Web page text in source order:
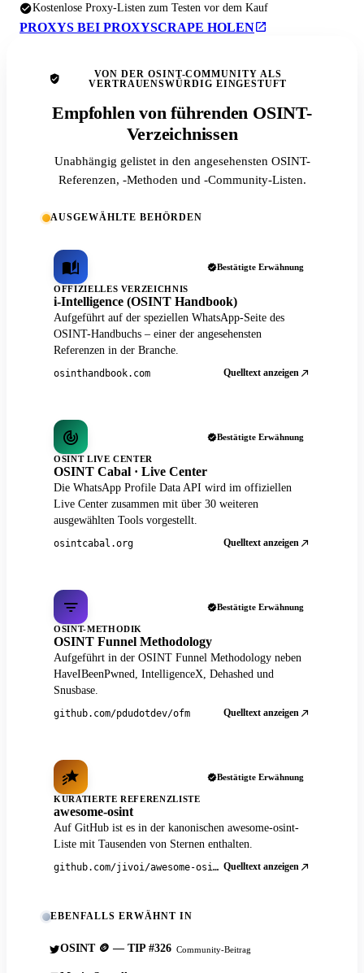
Kostenlose Proxy-Listen zum Testen vor dem Kauf
PROXYS BEI PROXYSCRAPE HOLEN
VON DER OSINT-COMMUNITY ALS
VERTRAUENSWÜRDIG EINGESTUFT
Empfohlen von führenden OSINT-
Verzeichnissen
Unabhängig gelistet in den angesehensten OSINT-
Referenzen, -Methoden und -Community-Listen.
AUSGEWÄHLTE BEHÖRDEN
Bestätigte Erwähnung
OFFIZIELLES VERZEICHNIS
i-Intelligence (OSINT Handbook)
Aufgeführt auf der speziellen WhatsApp-Seite des
OSINT-Handbuchs – einer der angesehensten
Referenzen in der Branche.
osinthandbook.com Quelltext anzeigen
Bestätigte Erwähnung
OSINT LIVE CENTER
OSINT Cabal · Live Center
Die WhatsApp Profile Data API wird im offiziellen
Live Center zusammen mit über 30 weiteren
ausgewählten Tools vorgestellt.
osintcabal.org Quelltext anzeigen
Bestätigte Erwähnung
OSINT-METHODIK
OSINT Funnel Methodology
Aufgeführt in der OSINT Funnel Methodology neben
HaveIBeenPwned, IntelligenceX, Dehashed und
Snusbase.
github.com/pdudotdev/ofm Quelltext anzeigen
Bestätigte Erwähnung
KURATIERTE REFERENZLISTE
awesome-osint
Auf GitHub ist es in der kanonischen awesome-osint-
Liste mit Tausenden von Sternen enthalten.
github.com/jivoi/awesome-osint Quelltext anzeigen
EBENFALLS ERWÄHNT IN
OSINT 🪙 — TIP #326 Community-Beitrag